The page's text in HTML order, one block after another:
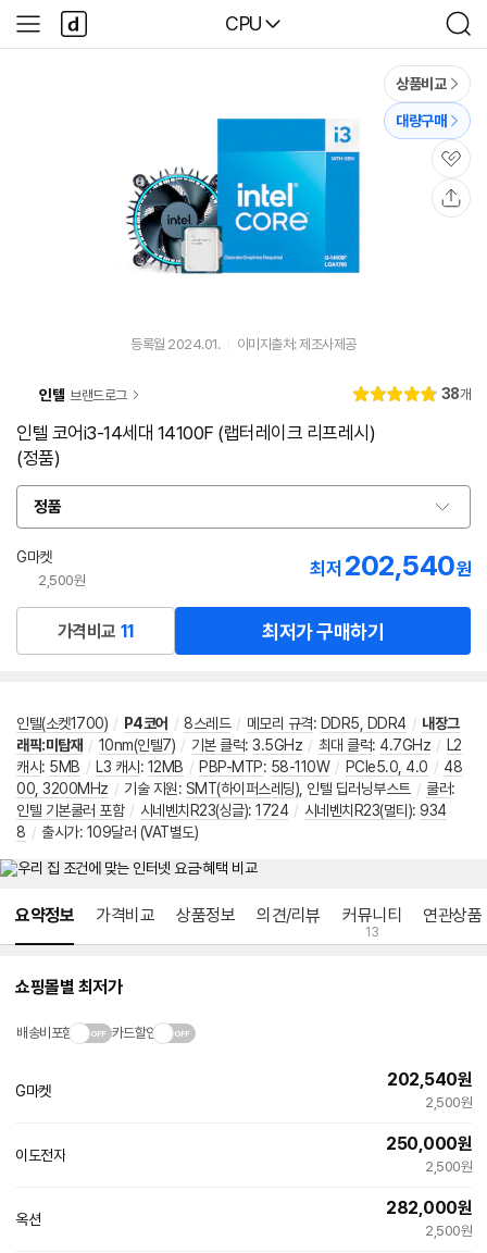
다나와
CPU
검
색
사
이
다
나
와
상품비교
대량구매
관
심
등록월 2024.01. 이미지출처: 제조사제공
인텔 브랜드로그
별
4.
리
38개
인텔 코어i3-14세대 14100F (랩터레이크 리프레시)
(정품)
정품
옵
션
선
택
G마켓
2,500원
최저 202,540원
가격비교 11 최저가 구매하기
인텔(소켓1700) / P4코어 / 8스레드 / 메모리 규격: DDR5, DDR4 / 내장그
래픽:미탑재 / 10nm(인텔7) / 기본 클럭: 3.5GHz / 최대 클럭: 4.7GHz / L2
캐시: 5MB / L3 캐시 : 12MB / PBP-MTP: 58-110W / PCIe5.0, 4.0 / 48
00, 3200MHz / 기술 지원: SMT(하이퍼스레딩) 인텔 딥러닝부스트 / 쿨러:
인텔 기본쿨러 포함 / 시네벤치R23(싱글): 1724 / 시네벤치R23(멀티): 934
8 / 출시가: 109달러 (VAT별도)
요약정보 가격비교 상품정보 의견/리뷰 커뮤니티
13
연관상품
쇼핑몰별 최저가
배송비포함 카드할인
G마켓
202,540원
2,500원
이도전자
250,000원
2,500원
옥션
282,000원
2,500원